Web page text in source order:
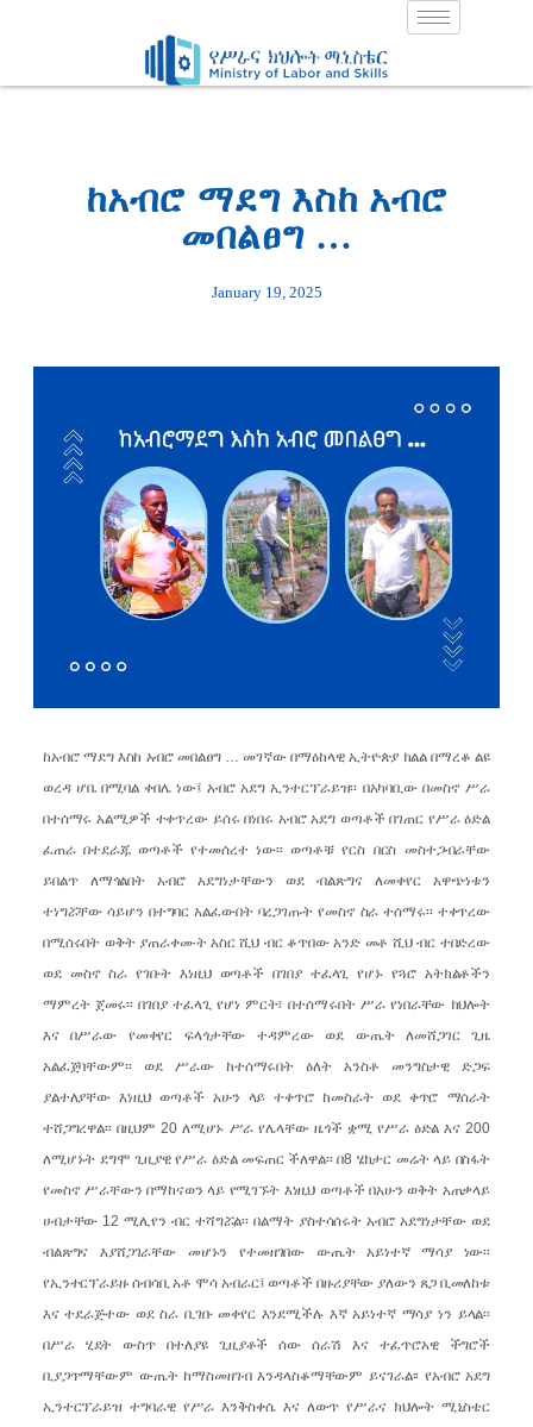
ከአብሮ ማደግ እስከ አብሮ
መበልፀግ …
January 19, 2025
ከአብሮ ማደግ እስከ አብሮ መበልፀግ … መገኛው በማዕከላዊ ኢትዮጵያ ክልል በማረቆ ልዩ
ወረዳ ሆቤ በሚባል ቀበሌ ነው፤ አብሮ አደግ ኢንተርፕራይዝ፡፡ በአካባቢው በመስኖ ሥራ
በተሰማሩ አልሚዎች ተቀጥረው ይሰሩ በነበሩ አብሮ አደግ ወጣቶች በገጠር የሥራ ዕድል
ፈጠራ በተደራጁ ወጣቶች የተመሰረተ ነው፡፡ ወጣቶቹ የርስ በርስ መስተጋብራቸው
ይበልጥ ለማጎልበት አብሮ አደግነታቸውን ወደ ብልጽግና ለመቀየር አዋጭነቱን
ተነግሯቸው ሳይሆን በተግባር አልፈውበት ባረጋገጡት የመስኖ ስራ ተሰማሩ፡፡ ተቀጥረው
በሚሰሩበት ወቅት ያጠራቀሙት አስር ሺህ ብር ቆጥበው አንድ መቶ ሺህ ብር ተበድረው
ወደ መስኖ ስራ የገቡት እነዚህ ወጣቶች በገበያ ተፈላጊ የሆኑ የጓሮ አትክልቶችን
ማምረት ጀመሩ፡፡ በገበያ ተፈላጊ የሆነ ምርት፣ በተሰማሩበት ሥራ የነበራቸው ክህሎት
እና በሥራው የመቀየር ፍላጎታቸው ተዳምረው ወደ ውጤት ለመሸጋገር ጊዜ
አልፈጀባቸውም፡፡ ወደ ሥራው ከተሰማሩበት ዕለት አንስቶ መንግስታዊ ድጋፍ
ያልተለያቸው እነዚህ ወጣቶች አሁን ላይ ተቀጥሮ ከመስራት ወደ ቀጥሮ ማሰራት
ተሸጋግረዋል፡፡ በዚህም 20 ለሚሆኑ ሥራ የሌላቸው ዜጎች ቋሚ የሥራ ዕድል እና 200
ለሚሆኑት ደግሞ ጊዚያዊ የሥራ ዕድል መፍጠር ችለዋል፡፡ በ8 ሄክታር መሬት ላይ በስፋት
የመስኖ ሥራቸውን በማከናወን ላይ የሚገኙት እነዚህ ወጣቶች በአሁን ወቅት አጠቃላይ
ሀብታቸው 12 ሚሊየን ብር ተሻግሯል፡፡ በልማት ያስተሳሰሩት አብሮ አደግነታቸው ወደ
ብልጽግና እያሸጋገራቸው መሆኑን የተመዘገበው ውጤት አይነተኛ ማሳያ ነው፡፡
የኢንተርፕራይዙ ሰብሳቢ አቶ ሞሳ አብራር፤ ወጣቶች በዙሪያቸው ያለውን ጸጋ ቢመለከቱ
እና ተደራጅተው ወደ ስራ ቢገቡ መቀየር እንደሚችሉ እኛ አይነተኛ ማሳያ ነን ይላል፡፡
በሥራ ሂደት ውስጥ በተለያዩ ጊዚያቶች ሰው ሰራሽ እና ተፈጥሮአዊ ችግሮች
ቢያጋጥማቸውም ውጤት ከማስመዘገብ እንዳላስቆማቸውም ይናገራል፡፡ የአብሮ አደግ
ኢንተርፕራይዝ ተግባራዊ የሥራ እንቅስቀሴ እና ለውጥ የሥራና ክህሎት ሚኒስቴር